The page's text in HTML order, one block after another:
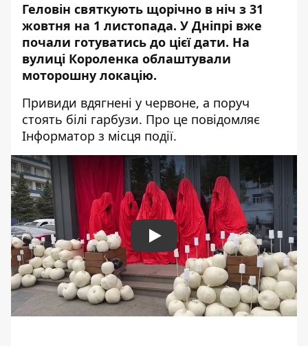
Геловін святкують щорічно в ніч з 31
жовтня на 1 листопада. У Дніпрі вже
почали готуватись до цієї дати. На
вулиці Короленка облаштували
моторошну локацію.
Привиди вдягнені у червоне, а поруч
стоять білі гарбузи. Про це повідомляє
Інформатор з місця події.
Play